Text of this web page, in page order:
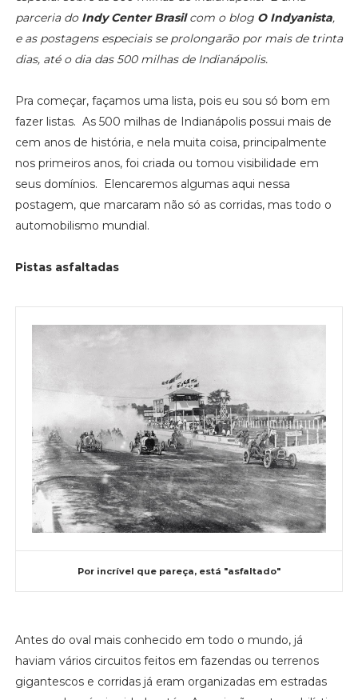
parceria do Indy Center Brasilcom o blog O Indyanista,
e as postagens especiais se prolongarão por mais de trinta
dias, até o dia das 500 milhas de Indianápolis.
Pra começar, façamos uma lista, pois eu sou só bom em
fazer listas. As 500 milhas de Indianápolis possui mais de
cem anos de história, e nela muita coisa, principalmente
nos primeiros anos, foi criada ou tomou visibilidade em
seus domínios. Elencaremos algumas aqui nessa
postagem, que marcaram não só as corridas, mas todo o
automobilismo mundial.
Pistas asfaltadas
Por incrível que pareça, está "asfaltado"
Antes do oval mais conhecido em todo o mundo, já
haviam vários circuitos feitos em fazendas ou terrenos
gigantescos e corridas já eram organizadas em estradas